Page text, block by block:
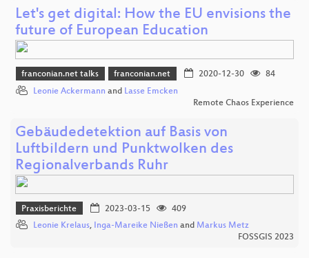
Let's get digital: How the EU envisions the
future of European Education
franconian.net talks franconian.net 2020-12-30
84
Leonie Ackermann and Lasse Emcken
Remote Chaos Experience
Gebäudedetektion auf Basis von
Luftbildern und Punktwolken des
Regionalverbands Ruhr
Praxisberichte 2023-03-15
409
Leonie Krelaus, Inga-Mareike Nießen and Markus Metz
FOSSGIS 2023